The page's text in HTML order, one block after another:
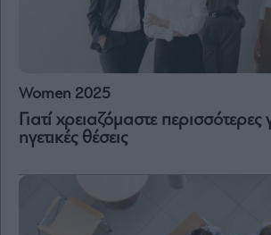
Women 2025
Γιατί χρειαζόμαστε περισσότερες
ηγετικές θέσεις